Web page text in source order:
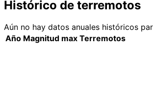
Histórico de terremotos
Aún no hay datos anuales históricos
Año Magnitud max Terremotos